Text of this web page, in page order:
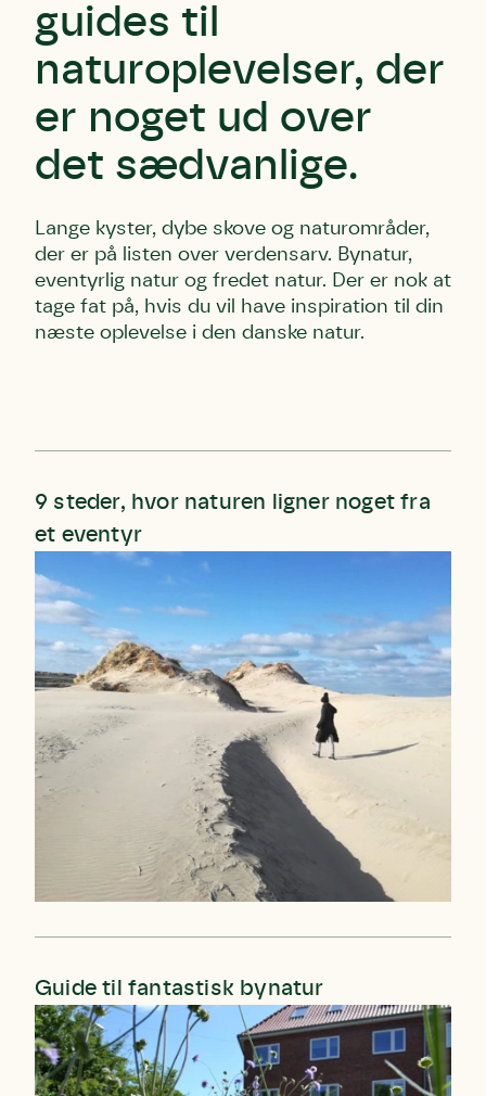
guides til
naturoplevelser, der
er noget ud over
det sædvanlige.
Lange kyster, dybe skove og naturområder,
der er på listen over verdensarv. Bynatur,
eventyrlig natur og fredet natur. Der er nok at
tage fat på, hvis du vil have inspiration til din
næste oplevelse i den danske natur.
9 steder, hvor naturen ligner noget fra
et eventyr
Guide til fantastisk bynatur